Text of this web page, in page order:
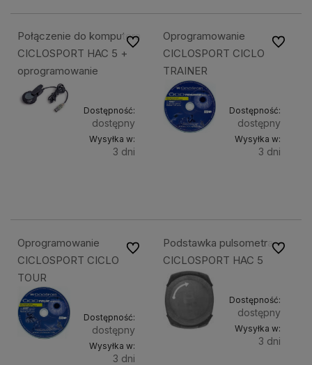
Połączenie do komputera
CICLOSPORT HAC 5 +
oprogramowanie
Dostępność:
dostępny
Wysyłka w:
3 dni
Do ulubionychOprogramowanie
CICLOSPORT CICLO
TRAINER
Dostępność:
dostępny
Wysyłka w:
3 dni
Do
Oprogramowanie
CICLOSPORT CICLO
TOUR
Dostępność:
dostępny
Wysyłka w:
3 dni
Do ulubionychPodstawka pulsometra
CICLOSPORT HAC 5
Dostępność:
dostępny
Wysyłka w:
3 dni
Do